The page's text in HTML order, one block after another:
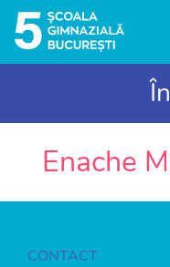
Enache
CONTACT